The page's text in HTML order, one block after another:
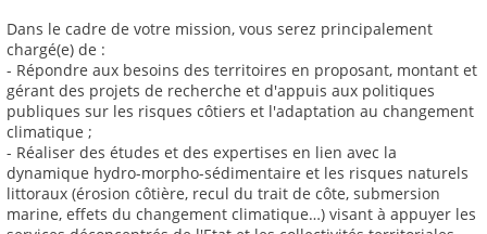
Dans le cadre de votre mission, vous serez principalement
chargé(e) de :
- Répondre aux besoins des territoires en proposant, montant et
gérant des projets de recherche et d'appuis aux politiques
publiques sur les risques côtiers et l'adaptation au changement
climatique ;
- Réaliser des études et des expertises en lien avec la
dynamique hydro-morpho-sédimentaire et les risques naturels
littoraux (érosion côtière, recul du trait de côte, submersion
marine, effets du changement climatique…) visant à appuyer les